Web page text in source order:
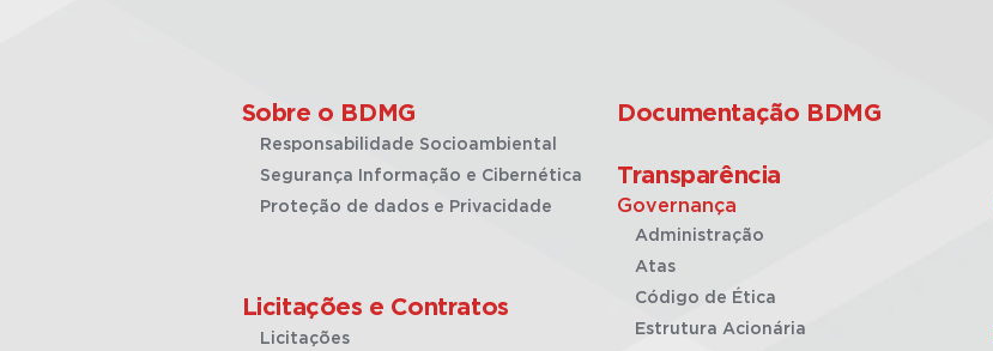
Sobre o BDMG
Responsabilidade Socioambiental
Segurança Informação e Cibernética
Proteção de dados e Privacidade
Licitações e Contratos
Licitações
Documentação BDMG
Transparência
Governança
Administração
Atas
Código de Ética
Estrutura Acionária